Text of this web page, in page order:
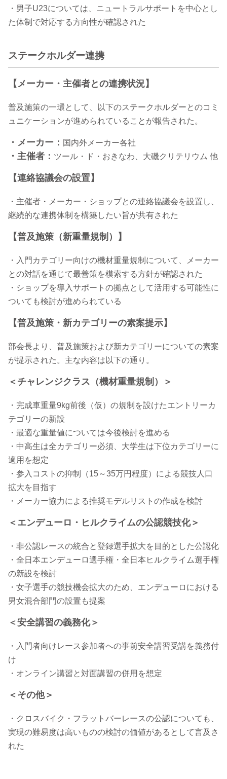
・男子U23については、ニュートラルサポートを中心とし
た体制で対応する方向性が確認された
ステークホルダー連携
【メーカー・主催者との連携状況】
普及施策の一環として、以下のステークホルダーとのコミ
ュニケーションが進められていることが報告された。
・メーカー： 国内外メーカー各社
・主催者： ツール・ド・おきなわ、大磯クリテリウム 他
【連絡協議会の設置】
・主催者・メーカー・ショップとの連絡協議会を設置し、
継続的な連携体制を構築したい旨が共有された
【普及施策（新重量規制）】
・入門カテゴリー向けの機材重量規制について、メーカー
との対話を通じて最善策を模索する方針が確認された
・ショップを導入サポートの拠点として活用する可能性に
ついても検討が進められている
【普及施策・新カテゴリーの素案提示】
部会長より、普及施策および新カテゴリーについての素案
が提示された。主な内容は以下の通り。
＜チャレンジクラス（機材重量規制）＞
・完成車重量9kg前後（仮）の規制を設けたエントリーカ
テゴリーの新設
・最適な重量値については今後検討を進める
・中高生は全カテゴリー必須、大学生は下位カテゴリーに
適用を想定
・参入コストの抑制（15～35万円程度）による競技人口
拡大を目指す
・メーカー協力による推奨モデルリストの作成を検討
＜エンデューロ・ヒルクライムの公認競技化＞
・非公認レースの統合と登録選手拡大を目的とした公認化
・全日本エンデューロ選手権・全日本ヒルクライム選手権
の新設を検討
・女子選手の競技機会拡大のため、エンデューロにおける
男女混合部門の設置も提案
＜安全講習の義務化＞
・入門者向けレース参加者への事前安全講習受講を義務付
け
・オンライン講習と対面講習の併用を想定
＜その他＞
・クロスバイク・フラットバーレースの公認についても、
実現の難易度は高いものの検討の価値があるとして言及さ
れた